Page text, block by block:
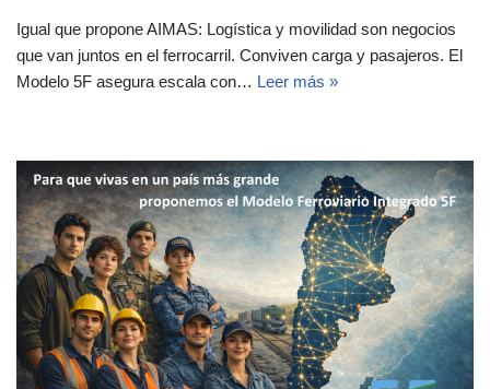
Igual que propone AIMAS: Logística y movilidad son negocios
que van juntos en el ferrocarril. Conviven carga y pasajeros. El
Modelo 5F asegura escala con… Leer más »